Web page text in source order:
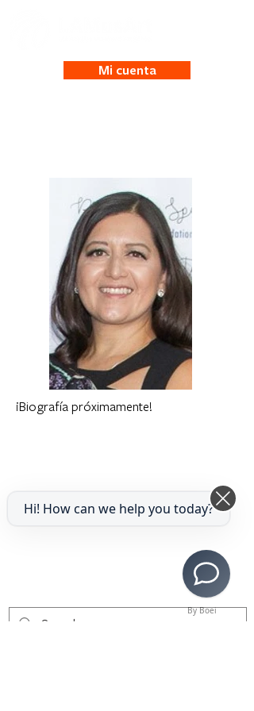
Mi cuenta
¡Biografía próximamente!
By Boei
Hi! How can we help you today?